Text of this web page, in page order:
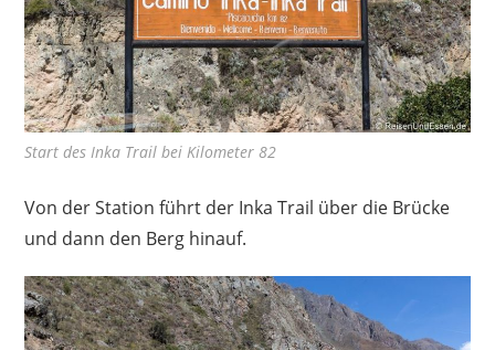
Start des Inka Trail bei Kilometer 82
Von der Station führt der Inka Trail über die Brücke
und dann den Berg hinauf.